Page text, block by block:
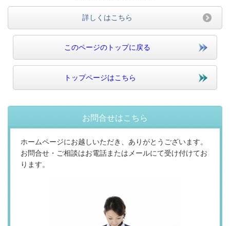
詳しくはこちら
このページのトップに戻る
トップページはこちら
お問合せはこちら
ホームページにお越しいただき、ありがとうございます。
お問合せ・ご相談はお電話またはメールにて受け付けてお
ります。